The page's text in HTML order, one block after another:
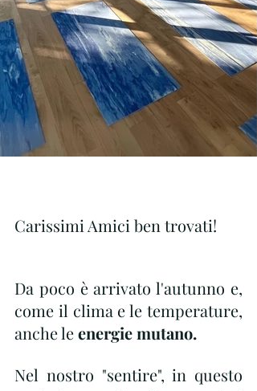
Carissimi Amici ben trovati!
Da poco è arrivato l'autunno e,
come il clima e le temperature,
anche le energie mutano.
Nel nostro "sentire", in questo